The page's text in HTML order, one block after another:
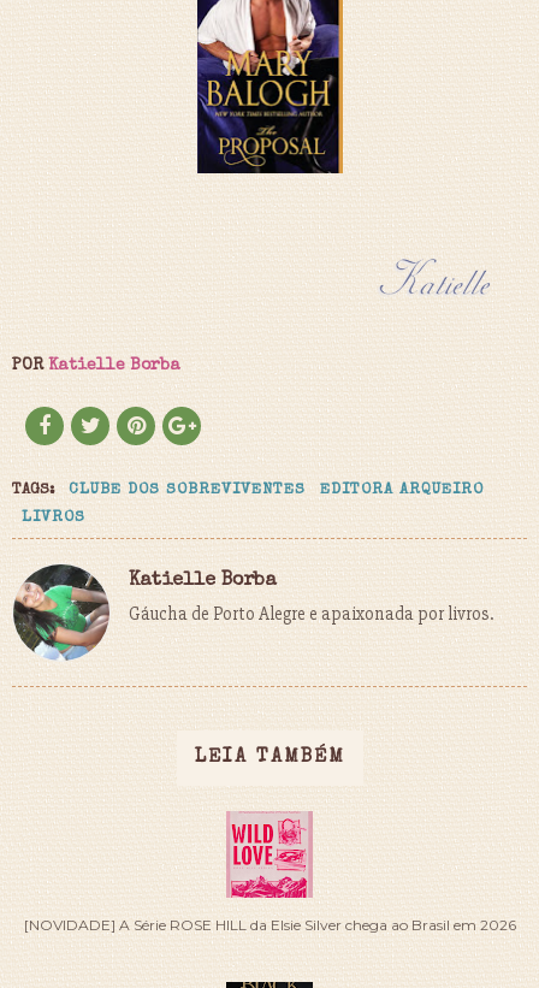
PORKatielle Borba
TAGS: CLUBE DOS SOBREVIVENTES
EDITORA ARQUEIRO
LIVROS
Katielle Borba
Gáucha de Porto Alegre e apaixonada por livros.
LEIA TAMBÉM
[NOVIDADE] A Série ROSE HILL da Elsie Silver chega ao Brasil em 2026